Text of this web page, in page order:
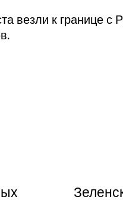
везли к границе